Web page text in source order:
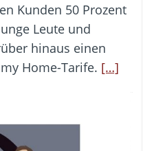
Kunden 50 Prozent
Leute und
hinaus einen
my Home-Tarife. […]